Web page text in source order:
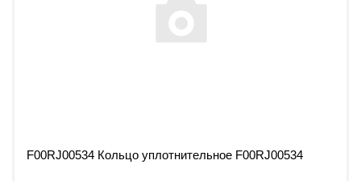
F00RJ00534 Кольцо уплотнительное F00RJ00534